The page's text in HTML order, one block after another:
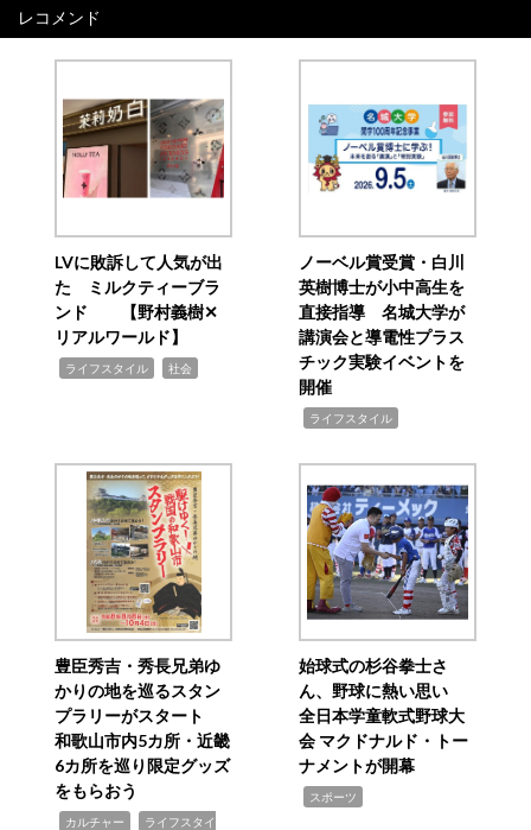
レコメンド
LVに敗訴して人気が出
た ミルクティーブラ
ンド 【野村義樹✕
リアルワールド】
ライフスタイル 社会
ノーベル賞受賞・白川
英樹博士が小中高生を
直接指導 名城大学が
講演会と導電性プラス
チック実験イベントを
開催
ライフスタイル
豊臣秀吉・秀長兄弟ゆ
かりの地を巡るスタン
プラリーがスタート
和歌山市内5カ所・近畿
6カ所を巡り限定グッズ
をもらおう
カルチャー ライフスタイ
始球式の杉谷拳士さ
ん、野球に熱い思い
全日本学童軟式野球大
会 マクドナルド・トー
ナメントが開幕
スポーツ